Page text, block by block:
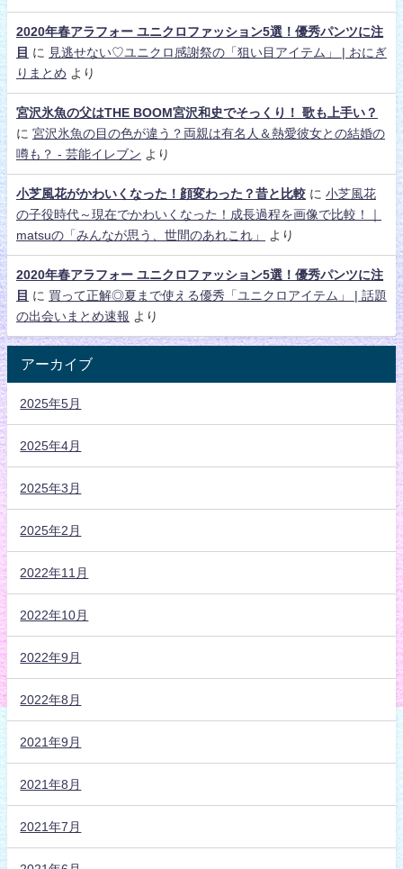
2020年春アラフォー ユニクロファッション5選！優秀パンツに注
目 に
見逃せない♡ユニクロ感謝祭の「狙い目アイテム」 | おにぎ
りまとめ より
宮沢氷魚の父はTHE BOOM宮沢和史でそっくり！ 歌も上手い？
に 宮沢氷魚の目の色が違う？両親は有名人＆熱愛彼女との結婚の
噂も？ - 芸能イレブン より
小芝風花がかわいくなった！顔変わった？昔と比較 に 小芝風花
の子役時代～現在でかわいくなった！成長過程を画像で比較！｜
matsuの「みんなが思う、世間のあれこれ」
より
2020年春アラフォー ユニクロファッション5選！優秀パンツに注
目 に 買って正解◎夏まで使える優秀「ユニクロアイテム」 | 話題
の出会いまとめ速報 より
アーカイブ
2025年5月
2025年4月
2025年3月
2025年2月
2022年11月
2022年10月
2022年9月
2022年8月
2021年9月
2021年8月
2021年7月